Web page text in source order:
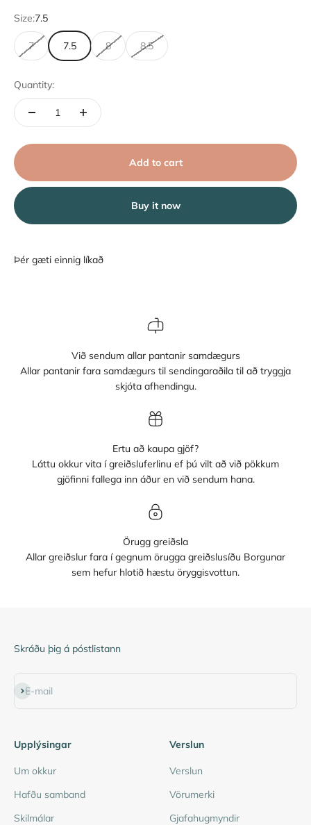
Size:7.5
7 7.5 8 8.5
Quantity:
Add to cart
Buy it now
Við sendum allar pantanir samdægurs
Allar pantanir fara samdægurs til sendingaraðila til að tryggja
skjóta afhendingu.
Ertu að kaupa gjöf?
Láttu okkur vita í greiðsluferlinu ef þú vilt að við pökkum
gjöfinni fallega inn áður en við sendum hana.
Örugg greiðsla
Allar greiðslur fara í gegnum örugga greiðslusíðu Borgunar
sem hefur hlotið hæstu öryggisvottun.
Skráðu þig á póstlistann
E-mail
Subscribe
Upplýsingar
Um okkur
Hafðu samband
Skilmálar
Verslun
Verslun
Vörumerki
Gjafahugmyndir